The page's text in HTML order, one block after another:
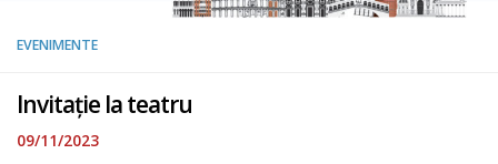
EVENIMENTE
Invitație la teatru
09/11/2023